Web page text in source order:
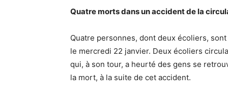
Quatre morts dans un accident de la
Quatre personnes, dont deux écoliers,
le mercredi 22 janvier. Deux écoliers
qui, à son tour, a heurté des gens se
la mort, à la suite de cet accident.